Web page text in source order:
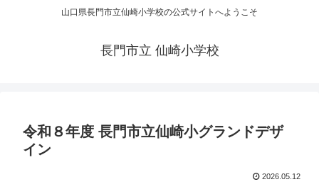
山口県長門市立仙崎小学校の公式サイトへようこそ
長門市立 仙崎小学校
令和８年度 長門市立仙崎小グランドデザ
イン
2026.05.12